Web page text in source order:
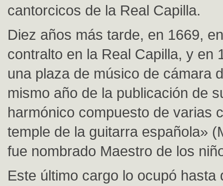
cantorcicos de la Real Capilla.
Diez años más tarde, en 1669,
contralto en la Real Capilla, y en
una plaza de músico de cámara
mismo año de la publicación de
harmónico compuesto de varias
temple de la guitarra española»
fue nombrado Maestro de los
Este último cargo lo ocupó hasta